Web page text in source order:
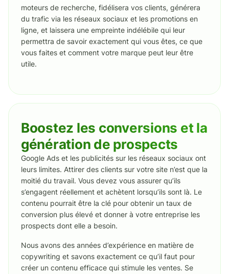
moteurs de recherche, fidélisera vos clients, générera
du trafic via les réseaux sociaux et les promotions en
ligne, et laissera une empreinte indélébile qui leur
permettra de savoir exactement qui vous êtes, ce que
vous faites et comment votre marque peut leur être
utile.
Boostez les conversions et la
génération de prospects
Google Ads et les publicités sur les réseaux sociaux ont
leurs limites. Attirer des clients sur votre site n’est que la
moitié du travail. Vous devez vous assurer qu’ils
s’engagent réellement et achètent lorsqu’ils sont là. Le
contenu pourrait être la clé pour obtenir un taux de
conversion plus élevé et donner à votre entreprise les
prospects dont elle a besoin.
Nous avons des années d’expérience en matière de
copywriting et savons exactement ce qu’il faut pour
créer un contenu efficace qui stimule les ventes. Se